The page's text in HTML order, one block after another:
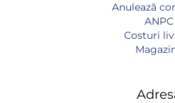
Anulează
ANPC
Costuri